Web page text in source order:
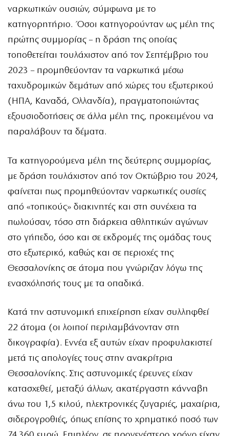
ναρκωτικών ουσιών, σύμφωνα με το
κατηγορητήριο. Όσοι κατηγορούνταν ως μέλη της
πρώτης συμμορίας – η δράση της οποίας
τοποθετείται τουλάχιστον από τον Σεπτέμβριο του
2023 – προμηθεύονταν τα ναρκωτικά μέσω
ταχυδρομικών δεμάτων από χώρες του εξωτερικού
(ΗΠΑ, Καναδά, Ολλανδία), πραγματοποιώντας
εξουσιοδοτήσεις σε άλλα μέλη της, προκειμένου να
παραλάβουν τα δέματα.
Τα κατηγορούμενα μέλη της δεύτερης συμμορίας,
με δράση τουλάχιστον από τον Οκτώβριο του 2024,
φαίνεται πως προμηθεύονταν ναρκωτικές ουσίες
από «τοπικούς» διακινητές και στη συνέχεια τα
πωλούσαν, τόσο στη διάρκεια αθλητικών αγώνων
στο γήπεδο, όσο και σε εκδρομές της ομάδας τους
στο εξωτερικό, καθώς και σε περιοχές της
Θεσσαλονίκης σε άτομα που γνώριζαν λόγω της
ενασχόλησής τους με τα οπαδικά.
Κατά την αστυνομική επιχείρηση είχαν συλληφθεί
22 άτομα (οι λοιποί περιλαμβάνονταν στη
δικογραφία). Εννέα εξ αυτών είχαν προφυλακιστεί
μετά τις απολογίες τους στην ανακρίτρια
Θεσσαλονίκης. Στις αστυνομικές έρευνες είχαν
κατασχεθεί, μεταξύ άλλων, ακατέργαστη κάνναβη
άνω του 1,5 κιλού, ηλεκτρονικές ζυγαριές, μαχαίρια,
σιδερογροθιές, όπως επίσης το χρηματικό ποσό των